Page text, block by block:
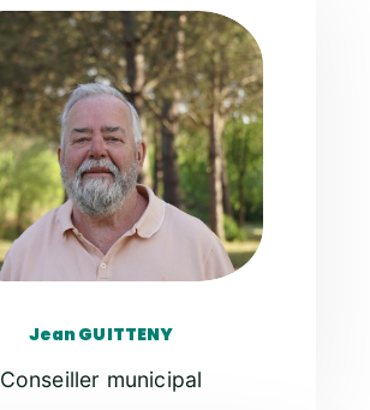
Jean GUITTENY
Conseiller municipal